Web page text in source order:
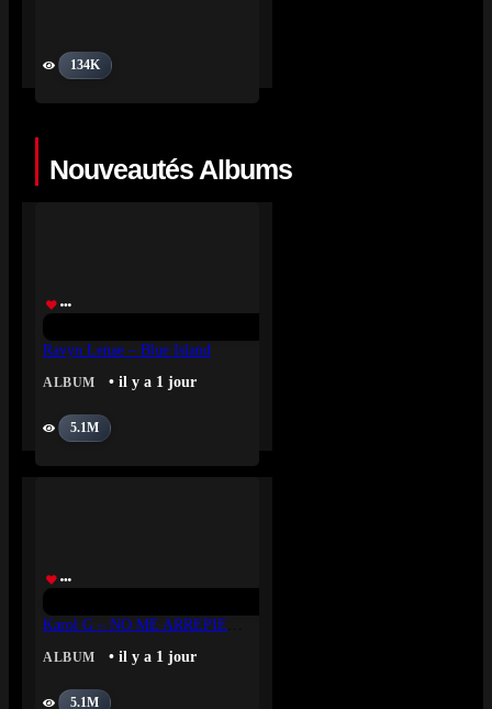
134K
Nouveautés Albums
Ravyn Lenae – Blue Island
ALBUM • il y a 1 jour
5.1M
ALBUM • il y a 1 jour
5.1M